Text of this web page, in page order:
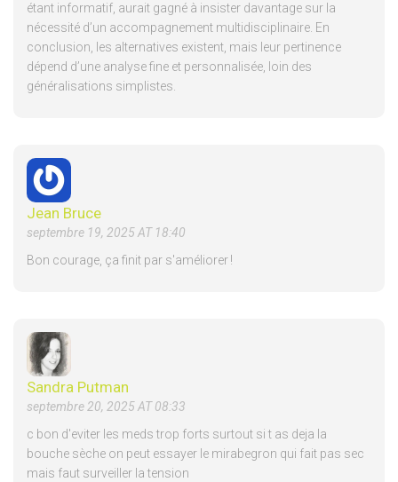
étant informatif, aurait gagné à insister davantage sur la
nécessité d’un accompagnement multidisciplinaire. En
conclusion, les alternatives existent, mais leur pertinence
dépend d’une analyse fine et personnalisée, loin des
généralisations simplistes.
Jean Bruce
septembre 19, 2025 AT 18:40
Bon courage, ça finit par s'améliorer !
Sandra Putman
septembre 20, 2025 AT 08:33
c bon d'eviter les meds trop forts surtout si t as deja la
bouche sèche on peut essayer le mirabegron qui fait pas sec
mais faut surveiller la tension